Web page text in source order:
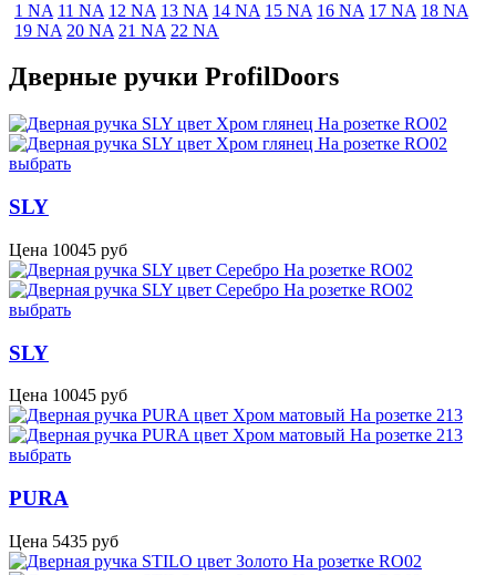
1 NA 11 NA 12 NA 13 NA 14 NA 15 NA 16 NA 17 NA 18 NA
19 NA 20 NA 21 NA 22 NA
Дверные ручки ProfilDoors
выбрать
SLY
Цена 10045 руб
выбрать
SLY
Цена 10045 руб
выбрать
PURA
Цена 5435 руб